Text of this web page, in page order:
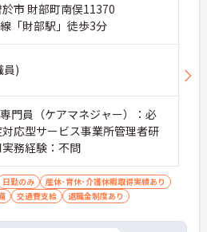
市 財部町南俣11370
「財部駅」徒歩3分
員)
門員（ケアマネジャー）：必
応型サービス事業所管理者研
務経験：不問
日勤のみ
産休･育休･介護休暇取得実績あり
交通費支給 退職金制度あり